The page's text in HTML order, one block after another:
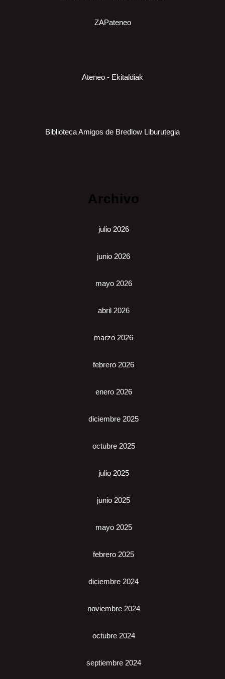
ZAPateneo
Ateneo - Ekitaldiak
Biblioteca Amigos de Bredlow Liburutegia
Archivo
julio 2026
junio 2026
mayo 2026
abril 2026
marzo 2026
febrero 2026
enero 2026
diciembre 2025
octubre 2025
julio 2025
junio 2025
mayo 2025
febrero 2025
diciembre 2024
noviembre 2024
octubre 2024
septiembre 2024